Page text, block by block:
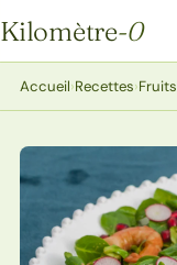
Kilomètre-0
Kilomètre-0
Accueil›Recettes›Fruits